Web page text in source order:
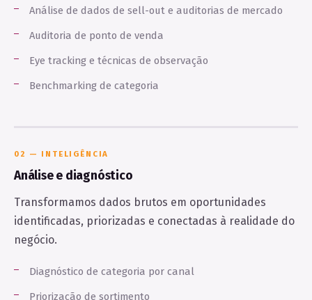
Análise de dados de sell-out e auditorias de mercado
Auditoria de ponto de venda
Eye tracking e técnicas de observação
Benchmarking de categoria
02 — INTELIGÊNCIA
Análise e diagnóstico
Transformamos dados brutos em oportunidades
identificadas, priorizadas e conectadas à realidade do
negócio.
Diagnóstico de categoria por canal
Priorização de sortimento